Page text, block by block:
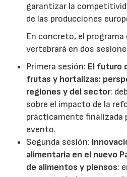
garantizar la
de las producciones
En concreto, el programa
vertebrará en dos
Primera sesión: El futuro
frutas y hortalizas:
regiones y del sector:
sobre el impacto de la
prácticamente finalizada
evento.
Segunda sesión:
alimentaria en el nuevo
de alimentos y piensos: